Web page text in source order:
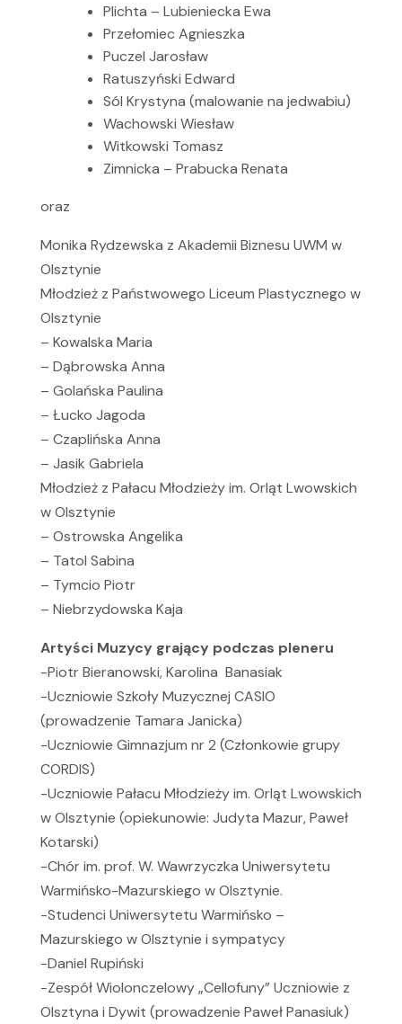
Plichta – Lubieniecka Ewa
Przełomiec Agnieszka
Puczel Jarosław
Ratuszyński Edward
Sól Krystyna (malowanie na jedwabiu)
Wachowski Wiesław
Witkowski Tomasz
Zimnicka – Prabucka Renata
oraz
Monika Rydzewska z Akademii Biznesu UWM w
Olsztynie
Młodzież z Państwowego Liceum Plastycznego w
Olsztynie
– Kowalska Maria
– Dąbrowska Anna
– Golańska Paulina
– Łucko Jagoda
– Czaplińska Anna
– Jasik Gabriela
Młodzież z Pałacu Młodzieży im. Orląt Lwowskich
w Olsztynie
– Ostrowska Angelika
– Tatol Sabina
– Tymcio Piotr
– Niebrzydowska Kaja
Artyści Muzycy grający podczas pleneru
-Piotr Bieranowski, Karolina Banasiak
-Uczniowie Szkoły Muzycznej CASIO
(prowadzenie Tamara Janicka)
-Uczniowie Gimnazjum nr 2 (Członkowie grupy
CORDIS)
-Uczniowie Pałacu Młodzieży im. Orląt Lwowskich
w Olsztynie (opiekunowie: Judyta Mazur, Paweł
Kotarski)
-Chór im. prof. W. Wawrzyczka Uniwersytetu
Warmińsko-Mazurskiego w Olsztynie.
-Studenci Uniwersytetu Warmińsko –
Mazurskiego w Olsztynie i sympatycy
-Daniel Rupiński
-Zespół Wiolonczelowy „Cellofuny” Uczniowie z
Olsztyna i Dywit (prowadzenie Paweł Panasiuk)